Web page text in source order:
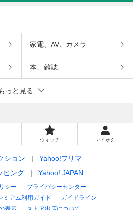
家電、AV、カメラ
本、雑誌
もっと見る
ウォッチ マイオク
ション
Yahoo!フリマ
ピング
Yahoo! JAPAN
シー
プライバシーセンター
ミアム利用ガイド
ガイドライン
表示
ストア出店について